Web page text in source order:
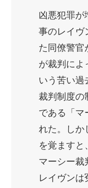
凶悪犯罪が
事のレイヴ
た同僚警官
が裁判によ
いう苦い過
裁判制度の
である「マ
れた。しか
を覚ますと
マーシー裁
レイヴンは